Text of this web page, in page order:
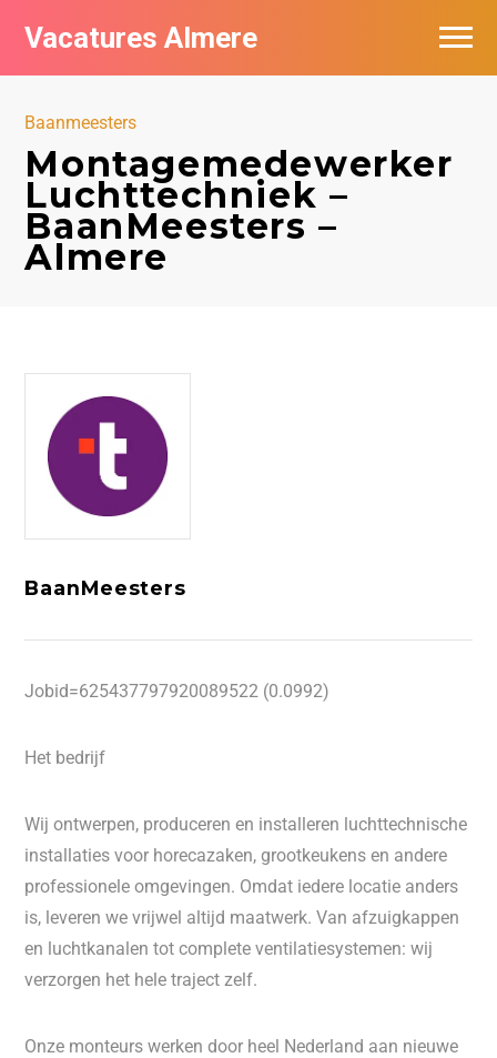
Vacatures Almere
Baanmeesters
Montagemedewerker
Luchttechniek –
BaanMeesters –
Almere
BaanMeesters
Jobid=625437797920089522 (0.0992)
Het bedrijf
Wij ontwerpen, produceren en installeren luchttechnische
installaties voor horecazaken, grootkeukens en andere
professionele omgevingen. Omdat iedere locatie anders
is, leveren we vrijwel altijd maatwerk. Van afzuigkappen
en luchtkanalen tot complete ventilatiesystemen: wij
verzorgen het hele traject zelf.
Onze monteurs werken door heel Nederland aan nieuwe
Vacatures per bedrijf
Nieuwsbrief feed